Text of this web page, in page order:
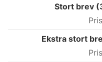
Stort brev
Ekstra stort